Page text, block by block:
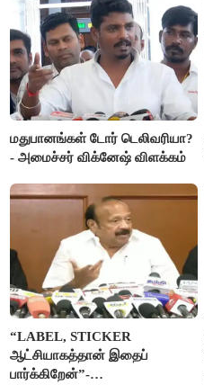
மதுபானங்கள் டோர் டெலிவரியா?
- அமைச்சர் விக்னேஷ் விளக்கம்
“LABEL, STICKER
ஆட்சியாகத்தான் இதைப்
பார்க்கிறேன்”-